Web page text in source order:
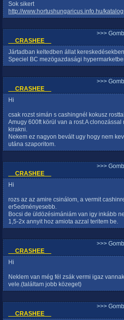
Sok sikert
http://www.hortushungaricus.info.hu/
>>>
__CRASHEE__
Jártadban keltedben állat
Speciel BC mezögazdasági
>>>
__CRASHEE__
Hi
csak rozst simán s cashingnél kokusz
Amugy 600ft körül van a rost.A
kirakni.
Nekem ez nagyon bevált ugy hogy nem
utána szaporitom.
>>>
__CRASHEE__
Hi
rozs az az amire csinálom, a vermit
er5edményesebb.
Bocsi de üldözésimániám van igy inkább
1,5-2x annyit hoz amiota azzal teritem be.
>>>
__CRASHEE__
Hi
Neklem van még fél zsák vermi igaz
vele.(találtam jobb közeget)
>>>
__CRASHEE__